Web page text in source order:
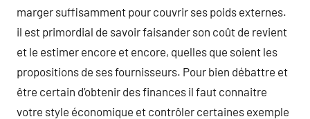
marger suffisamment pour couvrir ses poids externes.
il est primordial de savoir faisander son coût de revient
et le estimer encore et encore, quelles que soient les
propositions de ses fournisseurs. Pour bien débattre et
être certain d’obtenir des finances il faut connaitre
votre style économique et contrôler certaines exemple